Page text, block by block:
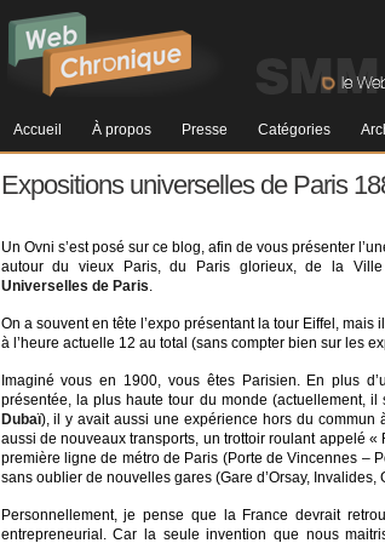
Accueil À propos Presse Catégories
Expositions universelles de Paris
Un Ovni s’est posé sur ce blog, afin de vous présenter
autour du vieux Paris, du Paris glorieux, de la
Universelles de Paris.
On a souvent en tête l’expo présentant la tour Eiffel,
à l’heure actuelle 12 au total (sans compter bien sur les
Imaginé vous en 1900, vous êtes Parisien. En plus
présentée, la plus haute tour du monde (actuellement,
Dubaï), il y avait aussi une expérience hors du
aussi de nouveaux transports, un trottoir roulant appelé
première ligne de métro de Paris (Porte de Vincennes –
sans oublier de nouvelles gares (Gare d’Orsay,
Personnellement, je pense que la France devrait
entrepreneurial. Car la seule invention que nous